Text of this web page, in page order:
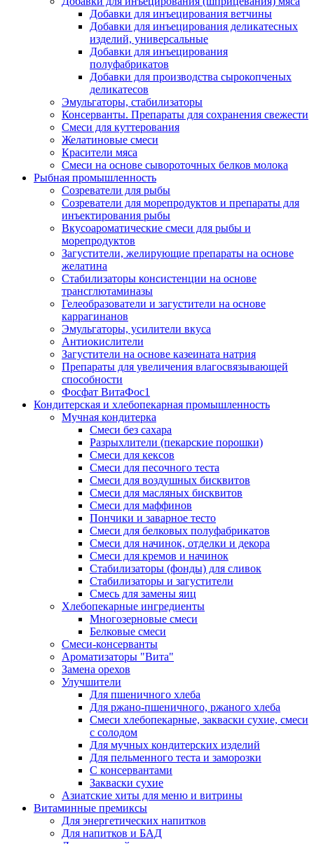
Добавки для инъецирования ветчины
Добавки для инъецирования деликатесных
изделий, универсальные
Добавки для инъецирования
полуфабрикатов
Добавки для производства сырокопченых
деликатесов
Эмульгаторы, стабилизаторы
Консерванты. Препараты для сохранения свежести
Смеси для куттерования
Желатиновые смеси
Красители мяса
Смеси на основе сывороточных белков молока
Рыбная промышленность
Созреватели для рыбы
Созреватели для морепродуктов и препараты для
инъектирования рыбы
Вкусоароматические смеси для рыбы и
морепродуктов
Загустители, желирующие препараты на основе
желатина
Стабилизаторы консистенции на основе
трансглютаминазы
Гелеобразователи и загустители на основе
каррагинанов
Эмульгаторы, усилители вкуса
Антиокислители
Загустители на основе казеината натрия
Препараты для увеличения влагосвязывающей
способности
Фосфат ВитаФос1
Кондитерская и хлебопекарная промышленность
Мучная кондитерка
Смеси без сахара
Разрыхлители (пекарские порошки)
Смеси для кексов
Смеси для песочного теста
Смеси для воздушных бисквитов
Смеси для масляных бисквитов
Смеси для маффинов
Пончики и заварное тесто
Cмеси для белковых полуфабрикатов
Смеси для начинок, отделки и декора
Смеси для кремов и начинок
Стабилизаторы (фонды) для сливок
Стабилизаторы и загустители
Смесь для замены яиц
Хлебопекарные ингредиенты
Многозерновые смеси
Белковые смеси
Смеси-консерванты
Ароматизаторы "Вита"
Замена орехов
Улучшители
Для пшеничного хлеба
Для ржано-пшеничного, ржаного хлеба
Смеси хлебопекарные, закваски сухие, смеси
с солодом
Для мучных кондитерских изделий
Для пельменного теста и заморозки
С консервантами
Закваски сухие
Азиатские хиты для меню и витрины
Витаминные премиксы
Для энергетических напитков
Для напитков и БАД